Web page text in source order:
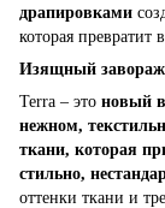
драпировками
которая
Изящный
Terra – это новый
нежном,
ткани, которая
стильно,
оттенки ткани и